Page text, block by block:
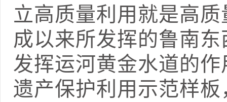
立高质量利用就是高
成以来所发挥的鲁南
发挥运河黄金水道的
遗产保护利用示范样